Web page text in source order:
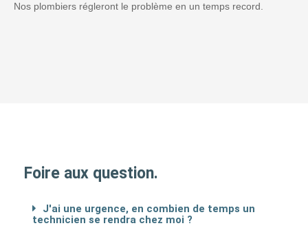
Nos plombiers régleront le problème en un temps record.
Foire aux question.
J'ai une urgence, en combien de temps un
technicien se rendra chez moi ?